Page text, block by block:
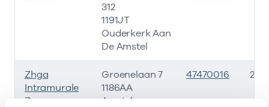
312
1191JT
Ouderkerk Aan
De Amstel
Zhga
Intramurale
Zorg
Groenelaan 7
1186AA
Amstelveen
47470016 23-